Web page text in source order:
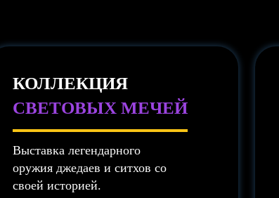
КОЛЛЕКЦИЯ
СВЕТОВЫХ МЕЧЕЙ
Выставка легендарного
оружия джедаев и ситхов со
своей историей.